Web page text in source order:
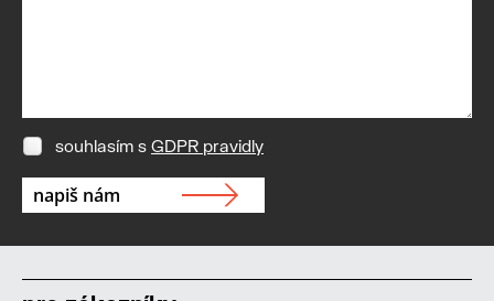
souhlasím s GDPR pravidly